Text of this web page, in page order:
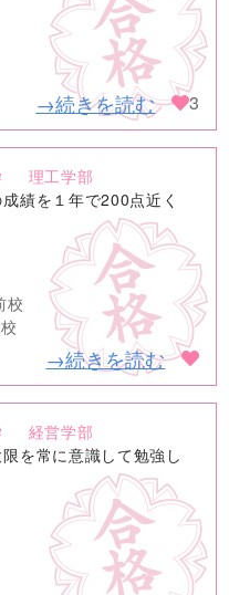
→続きを読む 3
理工学部
績を１年で200点近く
校
→続きを読む
経営学部
を常に意識して勉強し